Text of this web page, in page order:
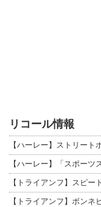
リコール情報
【ハーレー】ストリー
【トライアンフ】スピ